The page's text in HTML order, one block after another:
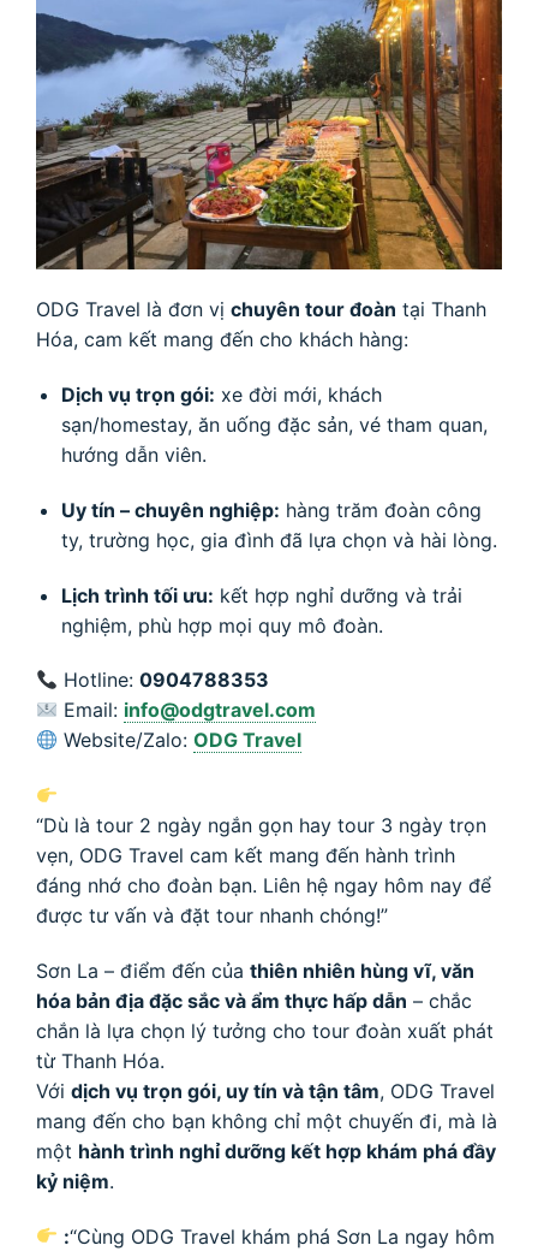
ODG Travel là đơn vị chuyên tour đoàn tại Thanh
Hóa, cam kết mang đến cho khách hàng:
Dịch vụ trọn gói: xe đời mới, khách
sạn/homestay, ăn uống đặc sản, vé tham quan,
hướng dẫn viên.
Uy tín – chuyên nghiệp: hàng trăm đoàn công
ty, trường học, gia đình đã lựa chọn và hài lòng.
Lịch trình tối ưu: kết hợp nghỉ dưỡng và trải
nghiệm, phù hợp mọi quy mô đoàn.
Hotline:0904788353
Email: info@odgtravel.com
Website/Zalo:ODG Travel
“Dù là tour 2 ngày ngắn gọn hay tour 3 ngày trọn
vẹn, ODG Travel cam kết mang đến hành trình
đáng nhớ cho đoàn bạn. Liên hệ ngay hôm nay để
được tư vấn và đặt tour nhanh chóng!”
Sơn La – điểm đến của thiên nhiên hùng vĩ, văn
hóa bản địa đặc sắc và ẩm thực hấp dẫn – chắc
chắn là lựa chọn lý tưởng cho tour đoàn xuất phát
từ Thanh Hóa.
Với dịch vụ trọn gói, uy tín và tận tâm , ODG Travel
mang đến cho bạn không chỉ một chuyến đi, mà là
một hành trình nghỉ dưỡng kết hợp khám phá đầy
kỷ niệm
:“Cùng ODG Travel khám phá Sơn La ngay hôm